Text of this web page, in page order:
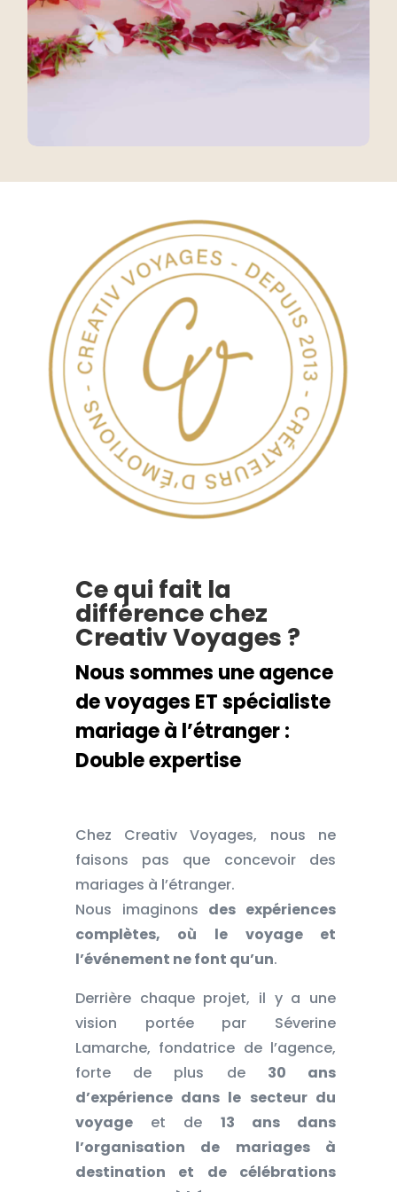
Ce qui fait la
différence chez
Creativ Voyages ?
Nous sommes une agence
de voyages ET spécialiste
mariage à l’étranger :
Double expertise
Chez Creativ Voyages, nous ne
faisons pas que concevoir des
mariages à l’étranger.
Nous imaginons des expériences
complètes, où le voyage et
l’événement ne font qu’un.
Derrière chaque projet, il y a une
vision portée par Séverine
Lamarche, fondatrice de l’agence,
forte de plus de 30 ans
d’expérience dans le secteur du
voyageet de 13 ans dans
l’organisation de mariages à
destination et de célébrations